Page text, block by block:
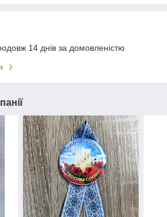
14 днів за домовленістю